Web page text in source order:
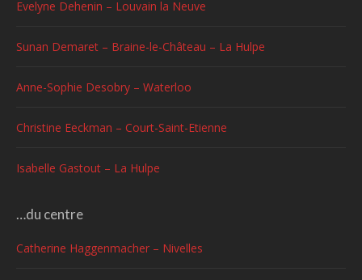
Evelyne Dehenin – Louvain la Neuve
Sunan Demaret – Braine-le-Château – La Hulpe
Anne-Sophie Desobry – Waterloo
Christine Eeckman – Court-Saint-Etienne
Isabelle Gastout – La Hulpe
…du centre
Catherine Haggenmacher – Nivelles